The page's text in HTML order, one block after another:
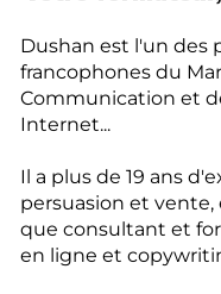
Dushan est l'un des
francophones du
Communication et
Internet...
Il a plus de 19 ans
persuasion et vente,
que consultant et
en ligne et